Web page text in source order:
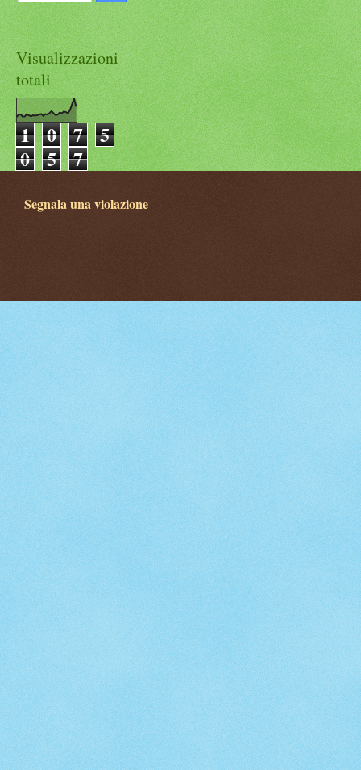
Visualizzazioni
totali
1 0 7 5
0 5 7
Segnala una violazione